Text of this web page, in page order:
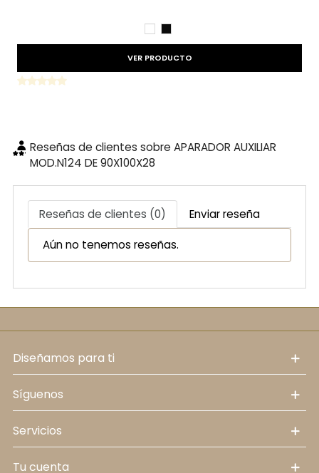
BLANCO
NEGRO
VER PRODUCTO
Reseñas de clientes sobre APARADOR AUXILIAR
MOD.N124 DE 90X100X28
Reseñas de clientes (0) Enviar reseña
Aún no tenemos reseñas.
diseñamos para ti
síguenos
servicios
tu cuenta